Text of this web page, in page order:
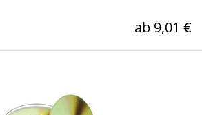
ab 9,01 €